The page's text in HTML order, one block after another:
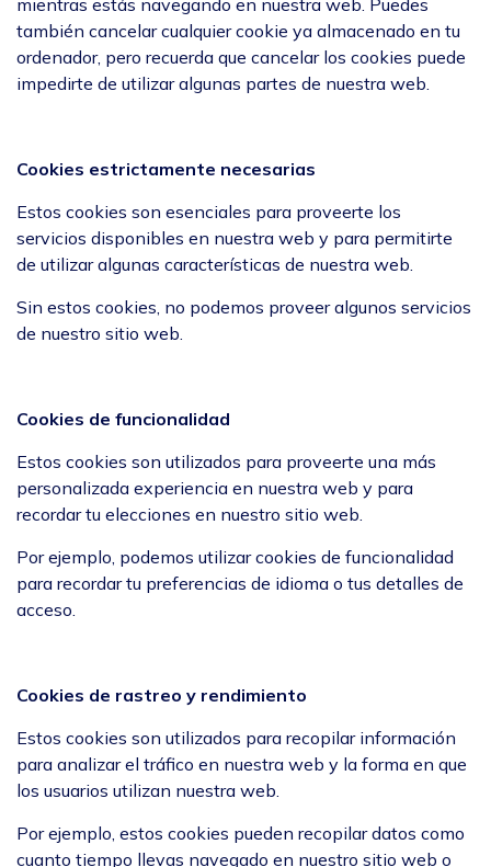
mientras estás navegando en nuestra web. Puedes
también cancelar cualquier cookie ya almacenado en tu
ordenador, pero recuerda que cancelar los cookies puede
impedirte de utilizar algunas partes de nuestra web.
Cookies estrictamente necesarias
Estos cookies son esenciales para proveerte los
servicios disponibles en nuestra web y para permitirte
de utilizar algunas características de nuestra web.
Sin estos cookies, no podemos proveer algunos servicios
de nuestro sitio web.
Cookies de funcionalidad
Estos cookies son utilizados para proveerte una más
personalizada experiencia en nuestra web y para
recordar tu elecciones en nuestro sitio web.
Por ejemplo, podemos utilizar cookies de funcionalidad
para recordar tu preferencias de idioma o tus detalles de
acceso.
Cookies de rastreo y rendimiento
Estos cookies son utilizados para recopilar información
para analizar el tráfico en nuestra web y la forma en que
los usuarios utilizan nuestra web.
Por ejemplo, estos cookies pueden recopilar datos como
cuanto tiempo llevas navegado en nuestro sitio web o